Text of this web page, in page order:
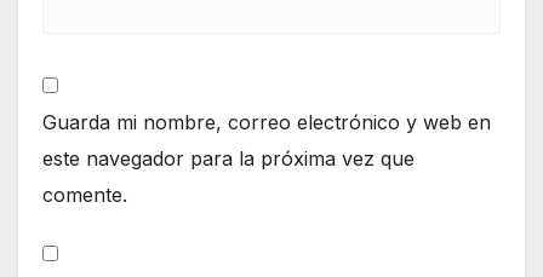
Guarda mi nombre, correo electrónico y web en
este navegador para la próxima vez que
comente.